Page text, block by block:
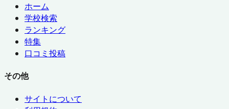
ホーム
学校検索
ランキング
特集
口コミ投稿
その他
サイトについて